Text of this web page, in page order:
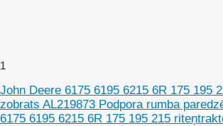
1
John Deere 6175 6195 6215 6R 175 195
zobrats AL219873 Podpora rumba
6175 6195 6215 6R 175 195 215